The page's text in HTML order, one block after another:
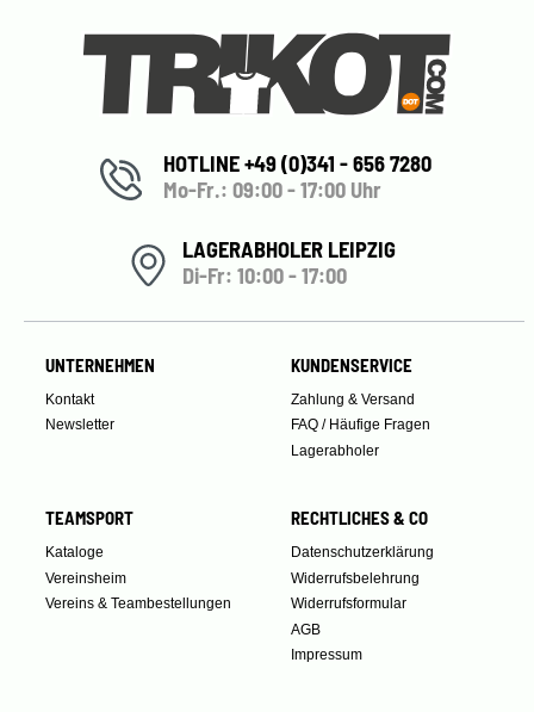
HOTLINE +49 (0)341 - 656 7280
Mo-Fr.: 09:00 - 17:00 Uhr
LAGERABHOLER LEIPZIG
Di-Fr: 10:00 - 17:00
UNTERNEHMEN
Kontakt
Newsletter
KUNDENSERVICE
Zahlung & Versand
FAQ / Häufige Fragen
Lagerabholer
TEAMSPORT
Kataloge
Vereinsheim
Vereins & Teambestellungen
RECHTLICHES & CO
Datenschutzerklärung
Widerrufsbelehrung
Widerrufsformular
AGB
Impressum